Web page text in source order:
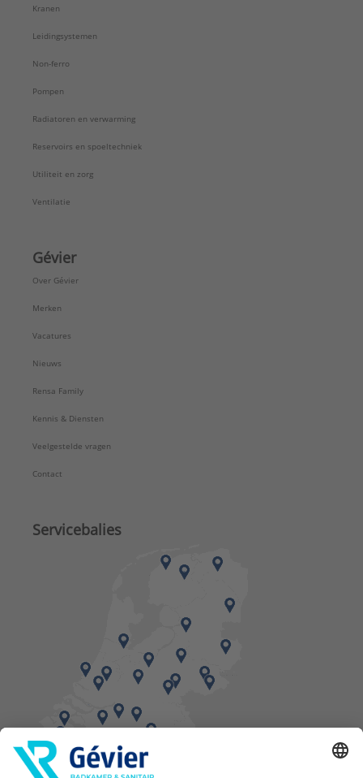
Kranen
Leidingsystemen
Non-ferro
Pompen
Radiatoren en verwarming
Reservoirs en spoeltechniek
Utiliteit en zorg
Ventilatie
Gévier
Over Gévier
Merken
Vacatures
Nieuws
Rensa Family
Kennis & Diensten
Veelgestelde vragen
Contact
Servicebalies
Vind een balie in de buurt